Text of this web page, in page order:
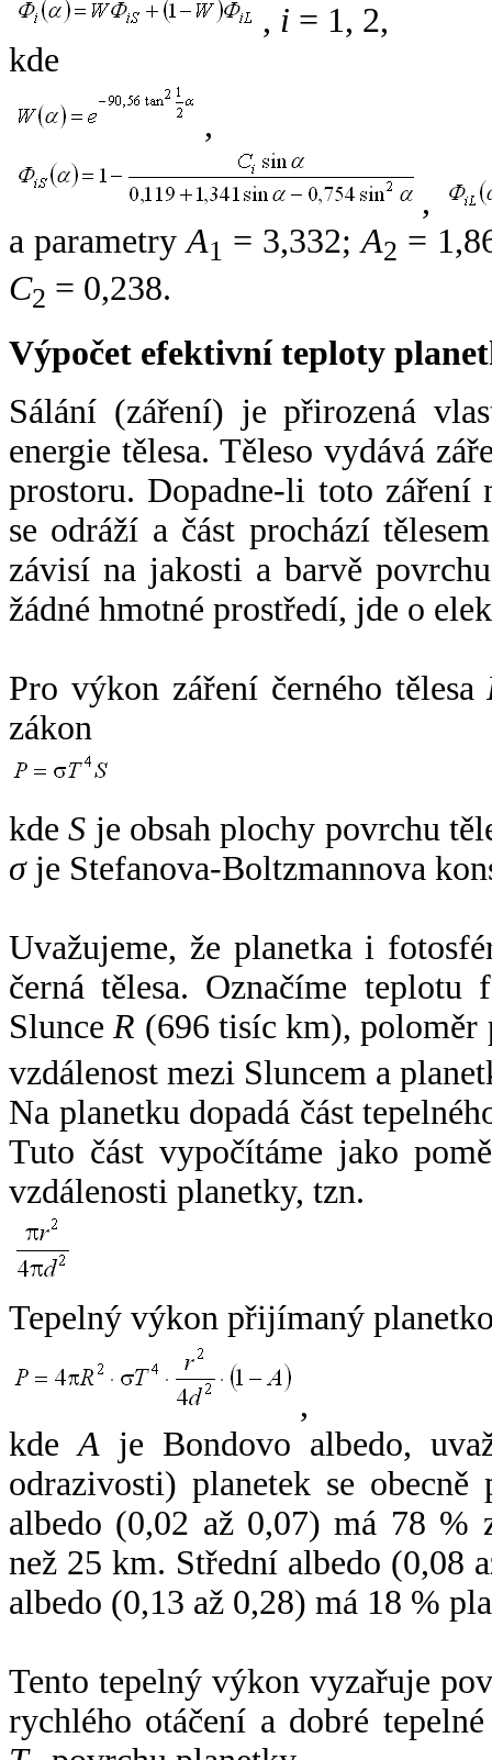
, i = 1, 2,
kde
,
,
a parametryA1 = 3,332;A2 =
C2 = 0,238.
Výpočet efektivní teploty
Sálání (záření) je přirozená
energie tělesa. Těleso vydává
prostoru. Dopadne-li toto záření
se odráží a část prochází
závisí na jakosti a barvě
žádné hmotné prostředí, jde o
Pro výkon záření černého tělesa
zákon
kdeS je obsah plochy povrchu
σje Stefanova-Boltzmannova
Uvažujeme, že planetka i
černá tělesa. Označíme
SlunceR (696 tisíc km),
vzdálenost mezi Sluncem a
Na planetku dopadá část
Tuto část vypočítáme jako
vzdálenosti planetky, tzn.
Tepelný výkon přijímaný
,
kdeA je Bondovo albedo,
odrazivosti) planetek se
albedo (0,02 až 0,07) má 78 %
než 25 km. Střední albedo (0,08
albedo (0,13 až 0,28) má 18 %
Tento tepelný výkon vyzařuje
rychlého otáčení a dobré